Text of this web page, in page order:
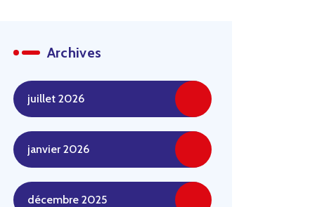
Archives
juillet 2026
janvier 2026
décembre 2025